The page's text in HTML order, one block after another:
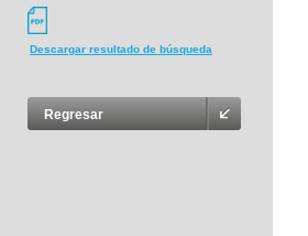
Descargar resultado de búsqueda
Regresar